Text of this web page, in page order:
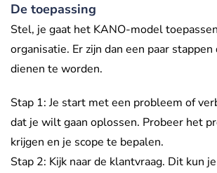
De toepassing
Stel, je gaat het KANO-model
organisatie. Er zijn dan een paar
dienen te worden.
Stap 1: Je start met een probleem of
dat je wilt gaan oplossen. Probeer het
krijgen en je scope te bepalen.
Stap 2: Kijk naar de klantvraag. Dit kun